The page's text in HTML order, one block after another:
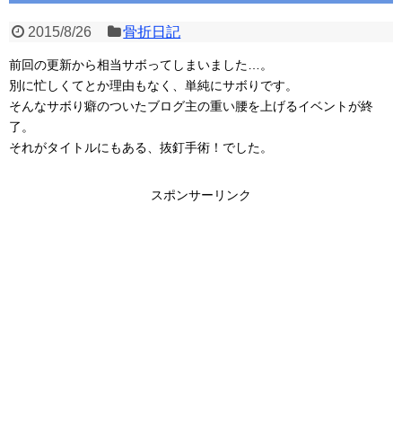
2015/8/26 骨折日記
前回の更新から相当サボってしまいました…。
別に忙しくてとか理由もなく、単純にサボりです。
そんなサボり癖のついたブログ主の重い腰を上げるイベントが終
了。
それがタイトルにもある、抜釘手術！でした。
スポンサーリンク